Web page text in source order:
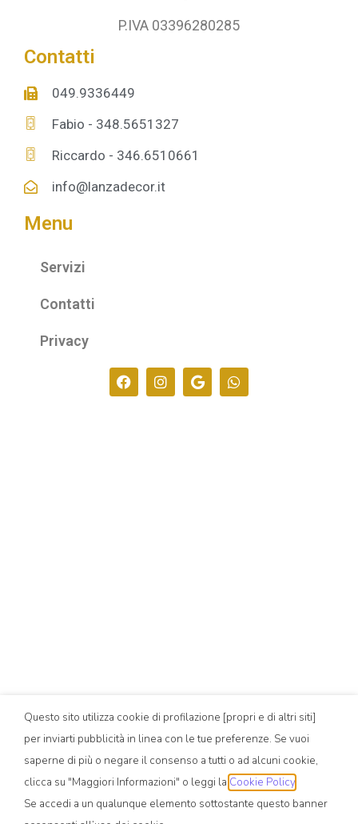
P.IVA 03396280285
Contatti
049.9336449
Fabio - 348.5651327
Riccardo - 346.6510661
info@lanzadecor.it
Menu
Servizi
Contatti
Privacy
Questo sito utilizza cookie di profilazione [propri e di altri siti]
per inviarti pubblicità in linea con le tue preferenze. Se vuoi
saperne di più o negare il consenso a tutti o ad alcuni cookie,
clicca su "Maggiori Informazioni" o leggi la Cookie Policy
Se accedi a un qualunque elemento sottostante questo banner